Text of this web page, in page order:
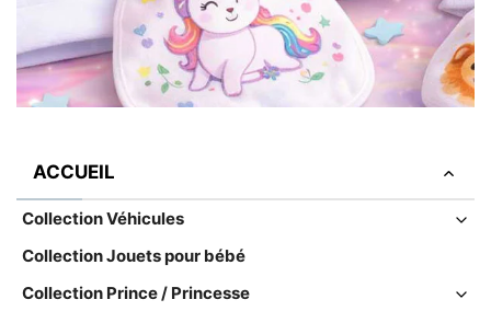
ACCUEIL
Collection Véhicules
Collection Jouets pour bébé
Collection Prince / Princesse